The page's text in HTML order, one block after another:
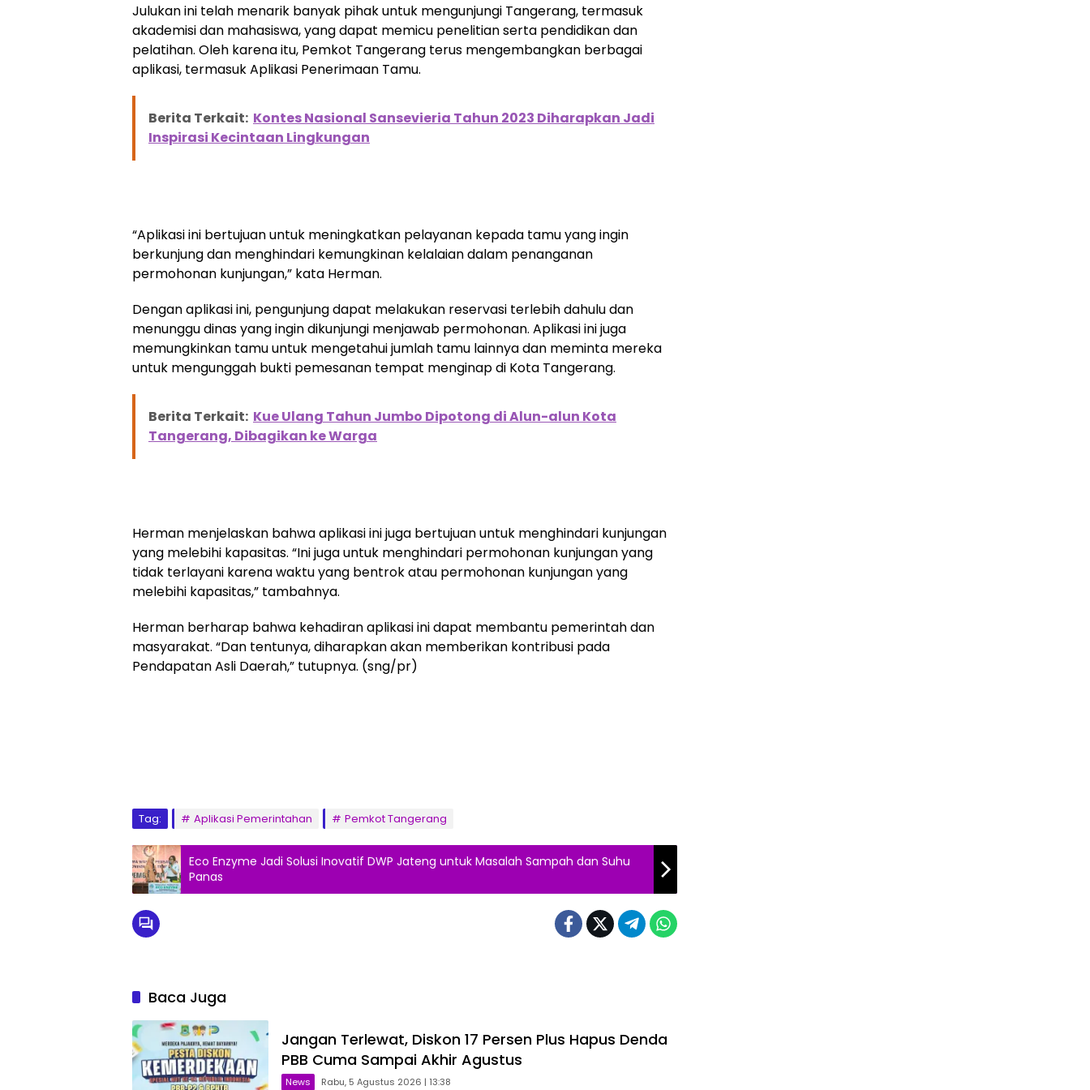
Julukan ini telah menarik banyak pihak untuk mengunjungi Tangerang, termasuk
akademisi dan mahasiswa, yang dapat memicu penelitian serta pendidikan dan
pelatihan. Oleh karena itu, Pemkot Tangerang terus mengembangkan berbagai
aplikasi, termasuk Aplikasi Penerimaan Tamu.
Berita Terkait: Kontes Nasional Sansevieria Tahun 2023 Diharapkan Jadi
Inspirasi Kecintaan Lingkungan
“Aplikasi ini bertujuan untuk meningkatkan pelayanan kepada tamu yang ingin
berkunjung dan menghindari kemungkinan kelalaian dalam penanganan
permohonan kunjungan,” kata Herman.
Dengan aplikasi ini, pengunjung dapat melakukan reservasi terlebih dahulu dan
menunggu dinas yang ingin dikunjungi menjawab permohonan. Aplikasi ini juga
memungkinkan tamu untuk mengetahui jumlah tamu lainnya dan meminta mereka
untuk mengunggah bukti pemesanan tempat menginap di Kota Tangerang.
Berita Terkait: Kue Ulang Tahun Jumbo Dipotong di Alun-alun Kota
Tangerang, Dibagikan ke Warga
Herman menjelaskan bahwa aplikasi ini juga bertujuan untuk menghindari kunjungan
yang melebihi kapasitas. “Ini juga untuk menghindari permohonan kunjungan yang
tidak terlayani karena waktu yang bentrok atau permohonan kunjungan yang
melebihi kapasitas,” tambahnya.
Herman berharap bahwa kehadiran aplikasi ini dapat membantu pemerintah dan
masyarakat. “Dan tentunya, diharapkan akan memberikan kontribusi pada
Pendapatan Asli Daerah,” tutupnya. (sng/pr)
Tag: Aplikasi Pemerintahan Pemkot Tangerang
Eco Enzyme Jadi Solusi Inovatif DWP Jateng untuk Masalah Sampah dan Suhu
Panas
Baca Juga
Jangan Terlewat, Diskon 17 Persen Plus Hapus Denda
PBB Cuma Sampai Akhir Agustus
News Rabu, 5 Agustus 2026 | 13:38